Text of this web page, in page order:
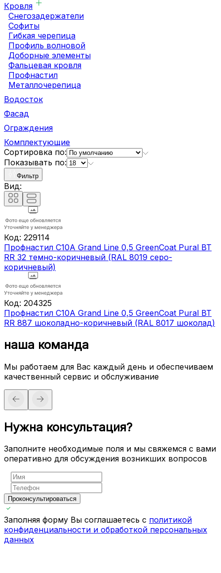
Кровля
Снегозадержатели
Софиты
Гибкая черепица
Профиль волновой
Доборные элементы
Фальцевая кровля
Профнастил
Металлочерепица
Водосток
Фасад
Ограждения
Комплектующие
Сортировка по:
Показывать по:
Фильтр
Вид:
Код: 229114
Профнастил С10A Grand Line 0,5 GreenCoat Pural BT
RR 32 темно-коричневый (RAL 8019 серо-
коричневый)
Код: 204325
Профнастил С10A Grand Line 0,5 GreenCoat Pural BT
RR 887 шоколадно-коричневый (RAL 8017 шоколад)
наша команда
Мы работаем для Вас каждый день и обеспечиваем
качественный сервис и обслуживание
Нужна консультация?
Заполните необходимые поля и мы свяжемся с вами
оперативно для обсуждения возникших вопросов
Проконсультироваться
Заполняя форму Вы соглашаетесь с политикой
конфиденциальности и обработкой персональных
данных